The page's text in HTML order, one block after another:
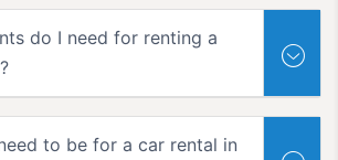
do I need for renting a
to be for a car rental in